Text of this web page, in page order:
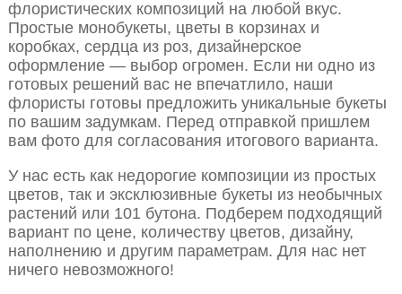
флористических композиций на любой вкус.
Простые монобукеты, цветы в корзинах и
коробках, сердца из роз, дизайнерское
оформление — выбор огромен. Если ни одно из
готовых решений вас не впечатлило, наши
флористы готовы предложить уникальные букеты
по вашим задумкам. Перед отправкой пришлем
вам фото для согласования итогового варианта.
У нас есть как недорогие композиции из простых
цветов, так и эксклюзивные букеты из необычных
растений или 101 бутона. Подберем подходящий
вариант по цене, количеству цветов, дизайну,
наполнению и другим параметрам. Для нас нет
ничего невозможного!